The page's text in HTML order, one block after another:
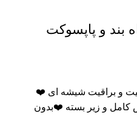
و پاپسوکت
و براقیت شیشه ای ❤️
کامل و زیر بسته ❤️بدون